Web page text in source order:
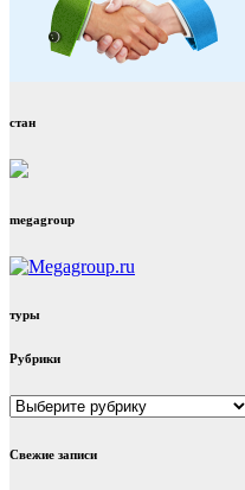
стан
megagroup
туры
Рубрики
Рубрики
Свежие записи